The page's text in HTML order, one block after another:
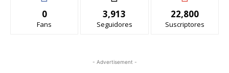
0
Fans
3,913
Seguidores
22,800
Suscriptores
- Advertisement -